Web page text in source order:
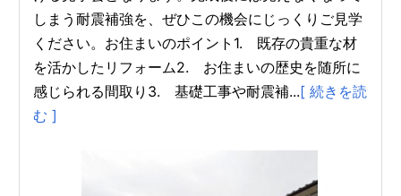
しまう耐震補強を、ぜひこの機会にじっくりご見学
ください。お住まいのポイント1. 既存の貴重な材
を活かしたリフォーム2. お住まいの歴史を随所に
感じられる間取り3. 基礎工事や耐震補...[ 続きを読
む ]